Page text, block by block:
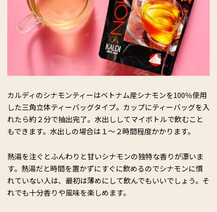
カルディのシナモンティーはベトナム産シナモンを100％使用
した三角立体ティーバッグタイプ。カップにティーバッグを入
れたら約２分で抽出完了。水出ししてマイボトルで飲むこと
もできます。水出しの場合は１〜２時間程度かかります。
熱湯を注ぐとふんわりと甘いシナモンの独特な香りが漂いま
す。熱湯だと時間を置かずにすぐに飲めるのでシナモンに慣
れていない人は、最初は薄めにして飲んでもいいでしょう。そ
れでも十分香りや風味を楽しめます。